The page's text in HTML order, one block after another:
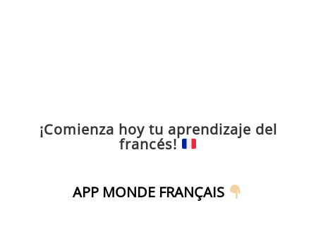
¡Comienza hoy tu aprendizaje del
francés!
APP MONDE FRANÇAIS